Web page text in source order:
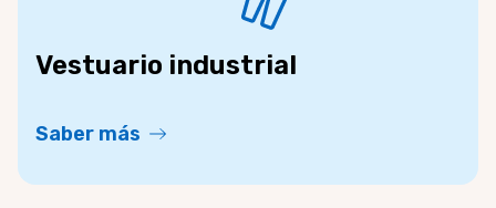
Vestuario industrial
Saber más